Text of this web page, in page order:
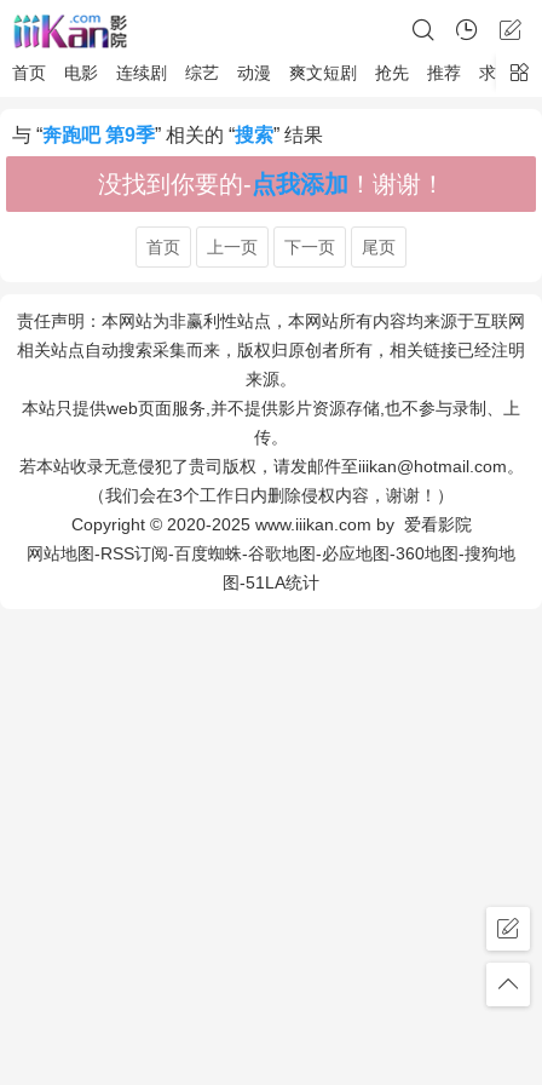
首页 电影 连续剧 综艺 动漫 爽文短剧 抢先 推荐 求片
与 “奔跑吧 第9季” 相关的 “搜索” 结果
没找到你要的-点我添加 ！谢谢！
首页 上一页 下一页 尾页
责任声明：本网站为非赢利性站点，本网站所有内容均来源于互联网
相关站点自动搜索采集而来，版权归原创者所有，相关链接已经注明
来源。
本站只提供web页面服务,并不提供影片资源存储,也不参与录制、上
传。
若本站收录无意侵犯了贵司版权，请发邮件至iiikan@hotmail.com。
（我们会在3个工作日内删除侵权内容，谢谢！）
Copyright © 2020-2025 www.iiikan.com by 爱看影院
网站地图-RSS订阅-百度蜘蛛-谷歌地图-必应地图-360地图-搜狗地
图-51LA统计